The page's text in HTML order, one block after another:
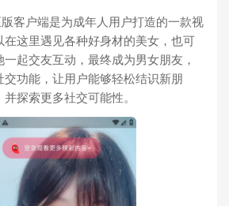
客户端是为成年人用户打造的一款视
这里遇见各种好身材的美女，也可
起交友互动，最终成为男女朋友，
功能，让用户能够轻松结识新朋
探索更多社交可能性。